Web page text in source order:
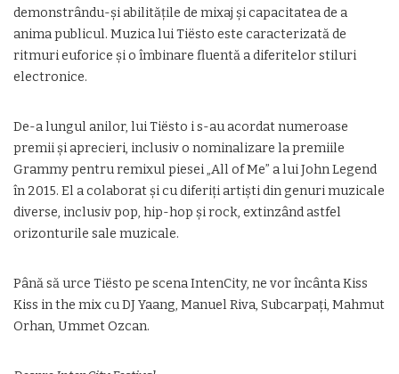
demonstrându-și abilitățile de mixaj și capacitatea de a
anima publicul. Muzica lui Tiësto este caracterizată de
ritmuri euforice și o îmbinare fluentă a diferitelor stiluri
electronice.
De-a lungul anilor, lui Tiësto i s-au acordat numeroase
premii și aprecieri, inclusiv o nominalizare la premiile
Grammy pentru remixul piesei „All of Me” a lui John Legend
în 2015. El a colaborat și cu diferiți artiști din genuri muzicale
diverse, inclusiv pop, hip-hop și rock, extinzând astfel
orizonturile sale muzicale.
Până să urce Tiësto pe scena IntenCity, ne vor încânta Kiss
Kiss in the mix cu DJ Yaang, Manuel Riva, Subcarpați, Mahmut
Orhan, Ummet Ozcan.